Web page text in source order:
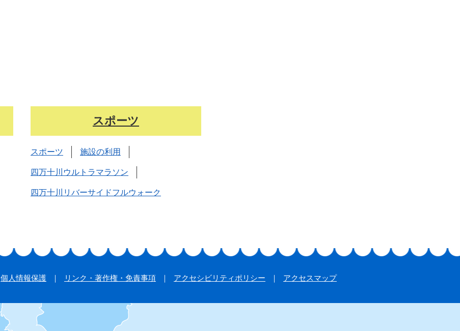
スポーツ
スポーツ 施設の利用
四万十川ウルトラマラソン
四万十川リバーサイドフルウォーク
個人情報保護 リンク・著作権・免責事項 アクセシビリティポリシー アクセスマップ